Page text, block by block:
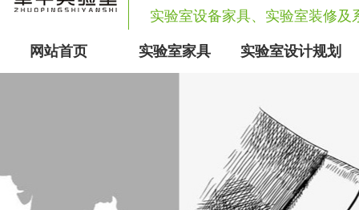
实验室设备家具、实验室装修
网站首页 实验室家具 实验室设计规划